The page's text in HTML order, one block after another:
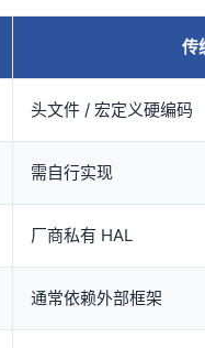
传
头文件 / 宏定义硬编码
需自行实现
厂商私有 HAL
通常依赖外部框架